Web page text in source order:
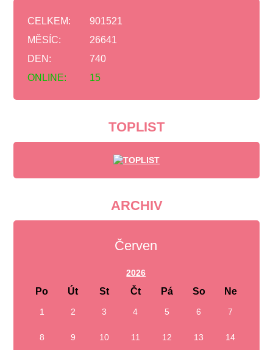
ONLINE: 15
CELKEM:
901521
MĚSÍC:
26641
DEN:
740
TOPLIST
ARCHIV
Červen
2026
Po Út St Čt Pá So Ne
1 2 3 4 5 6 7
8 9 10 11 12 13 14